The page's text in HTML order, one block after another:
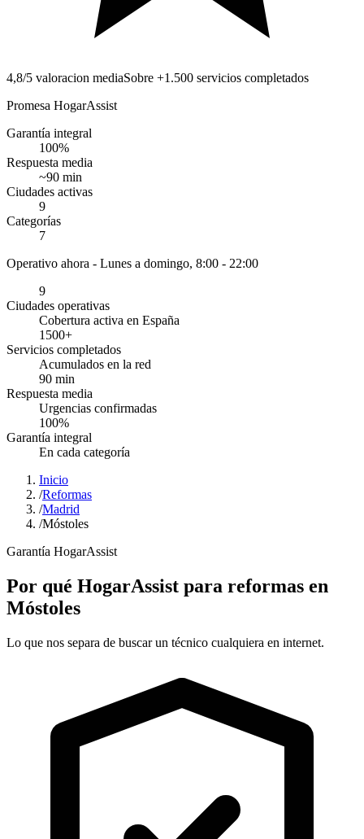
4,8/5 valoracion mediaSobre +1.500 servicios completados
Promesa HogarAssist
Garantía integral
100%
Respuesta media
~90 min
Ciudades activas
9
Categorías
7
Operativo ahora - Lunes a domingo, 8:00 - 22:00
9
Ciudades operativas
Cobertura activa en España
1500+
Servicios completados
Acumulados en la red
90 min
Respuesta media
Urgencias confirmadas
100%
Garantía integral
En cada categoría
Inicio
/Reformas
/Madrid
/Móstoles
Garantía HogarAssist
Por qué HogarAssist para reformas en
Móstoles
Lo que nos separa de buscar un técnico cualquiera en internet.